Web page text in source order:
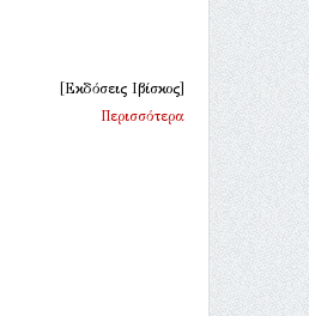
[Εκδόσεις Ιβίσκος]
Περισσότερα